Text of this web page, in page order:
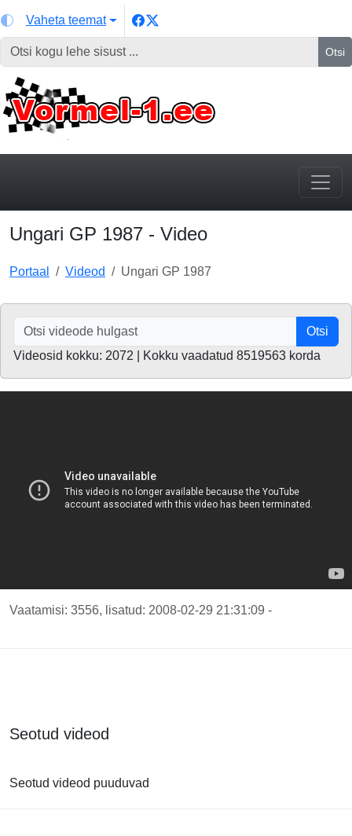
Vaheta teemat
Otsi
Ungari GP 1987 - Video
Portaal Videod Ungari GP 1987
Otsi
Videosid kokku: 2072 | Kokku vaadatud 8519563 korda
Vaatamisi: 3556, lisatud: 2008-02-29 21:31:09 -
Seotud videod
Seotud videod puuduvad